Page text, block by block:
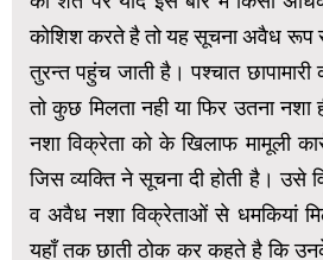
कोशिश करते है तो यह सूचना अवैध रूप
तुरन्त पहुंच जाती है। पश्चात छापामारी
तो कुछ मिलता नही या फिर उतना
नशा विक्रेता को के खिलाफ मामूली
जिस व्यक्ति ने सूचना दी होती है। उसे
व अवैध नशा विक्रेताओं से धमकियां
यहाँ तक छाती ठोक कर कहते है कि